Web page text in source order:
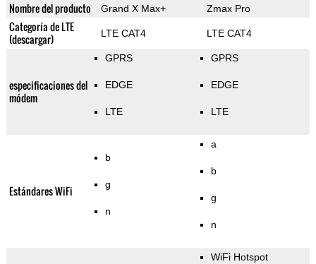
Nombre del producto Grand X Max+ Zmax Pro
Categoría de LTE
(descargar)
LTE CAT4 LTE CAT4
especificaciones del
módem
GPRS
EDGE
LTE
GPRS
EDGE
LTE
Estándares WiFi
b
g
n
a
b
g
n
WiFi Hotspot